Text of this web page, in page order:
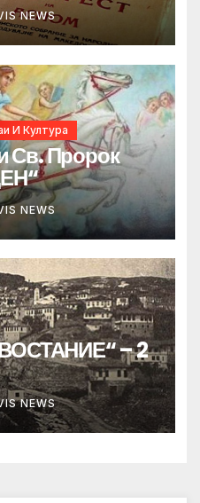
NEWS
И Култура
Св. Пророк
NEWS
– 2
NEWS